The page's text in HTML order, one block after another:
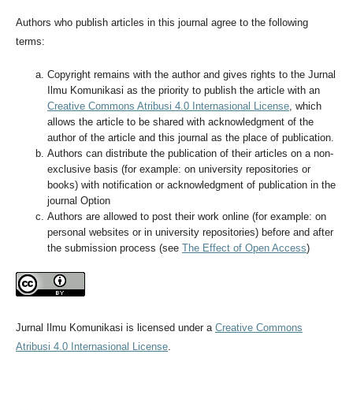
Authors who publish articles in this journal agree to the following
terms:
Copyright remains with the author and gives rights to the Jurnal
Ilmu Komunikasi as the priority to publish the article with an
Creative Commons Atribusi 4.0 Internasional License, which
allows the article to be shared with acknowledgment of the
author of the article and this journal as the place of publication.
Authors can distribute the publication of their articles on a non-
exclusive basis (for example: on university repositories or
books) with notification or acknowledgment of publication in the
journal Option
Authors are allowed to post their work online (for example: on
personal websites or in university repositories) before and after
the submission process (see The Effect of Open Access)
Jurnal Ilmu Komunikasi is licensed under a Creative Commons
Atribusi 4.0 Internasional License.